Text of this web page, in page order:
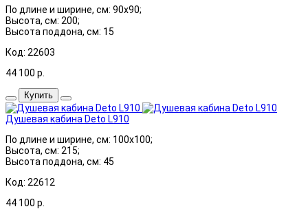
По длине и ширине, см: 90x90;
Высота, см: 200;
Высота поддона, см: 15
Код: 22603
44 100 р.
Купить
Душевая кабина Deto L910
По длине и ширине, см: 100x100;
Высота, см: 215;
Высота поддона, см: 45
Код: 22612
44 100 р.